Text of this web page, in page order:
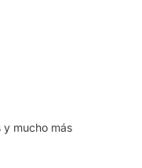
de las últimas actualizaciones
tu información siempre
a través de API´s e
mucho más